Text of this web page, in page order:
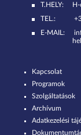
T.HELY:
TEL.:
E-MAIL:
Kapcsolat
Programok
Szolgáltatások
Archívum
Adatkezelési